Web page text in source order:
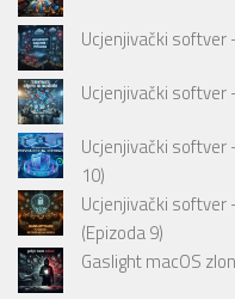
Ucjenjivački softver
Ucjenjivački softver
Ucjenjivački softver
10)
Ucjenjivački softver
(Epizoda 9)
Gaslight macOS